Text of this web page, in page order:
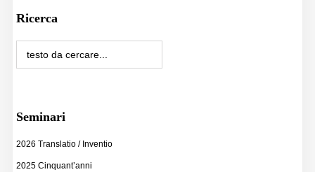
Ricerca
Seminari
2026 Translatio / Inventio
2025 Cinquant’anni